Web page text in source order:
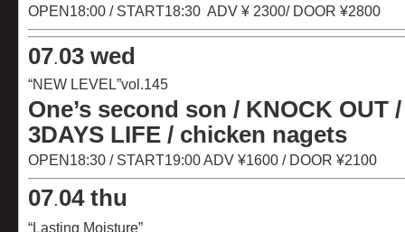
OPEN18:00 / START18:30 ADV ¥ 2300/ DOOR ¥2800
07.03 wed
“NEW LEVEL”vol.145
One’s second son / KNOCK OUT
3DAYS LIFE / chicken nagets
OPEN18:30 / START19:00 ADV ¥1600 / DOOR ¥2100
07.04 thu
“Lasting Moisture”